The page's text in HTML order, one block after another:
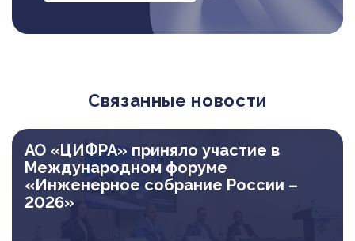
Связанные новости
АО «ЦИФРА» приняло участие в
Международном форуме
«Инженерное собрание России –
2026»